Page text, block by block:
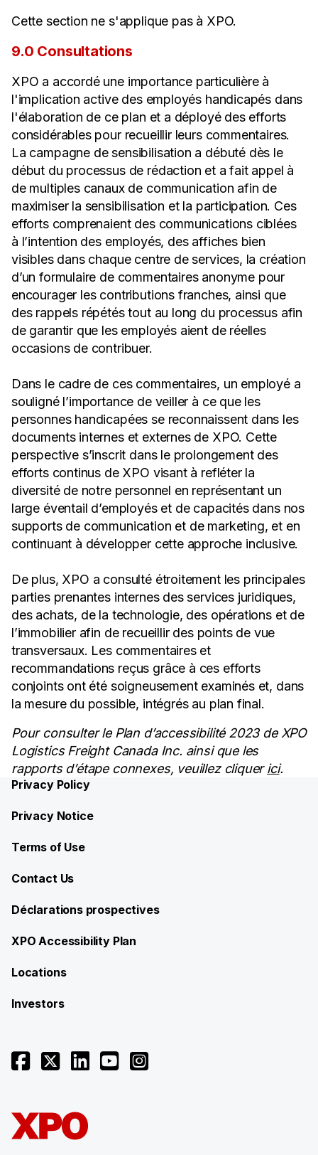
Cette section ne s'applique pas à XPO.
9.0 Consultations
XPO a accordé une importance particulière à
l'implication active des employés handicapés dans
l'élaboration de ce plan et a déployé des efforts
considérables pour recueillir leurs commentaires.
La campagne de sensibilisation a débuté dès le
début du processus de rédaction et a fait appel à
de multiples canaux de communication afin de
maximiser la sensibilisation et la participation. Ces
efforts comprenaient des communications ciblées
à l’intention des employés, des affiches bien
visibles dans chaque centre de services, la création
d’un formulaire de commentaires anonyme pour
encourager les contributions franches, ainsi que
des rappels répétés tout au long du processus afin
de garantir que les employés aient de réelles
occasions de contribuer.
Dans le cadre de ces commentaires, un employé a
souligné l’importance de veiller à ce que les
personnes handicapées se reconnaissent dans les
documents internes et externes de XPO. Cette
perspective s’inscrit dans le prolongement des
efforts continus de XPO visant à refléter la
diversité de notre personnel en représentant un
large éventail d’employés et de capacités dans nos
supports de communication et de marketing, et en
continuant à développer cette approche inclusive.
De plus, XPO a consulté étroitement les principales
parties prenantes internes des services juridiques,
des achats, de la technologie, des opérations et de
l’immobilier afin de recueillir des points de vue
transversaux. Les commentaires et
recommandations reçus grâce à ces efforts
conjoints ont été soigneusement examinés et, dans
la mesure du possible, intégrés au plan final.
Pour consulter le Plan d’accessibilité 2023 de XPO
Logistics Freight Canada Inc. ainsi que les
rapports d’étape connexes, veuillez cliquerici.
Privacy Policy
Privacy Notice
Terms of Use
Contact Us
Déclarations prospectives
XPO Accessibility Plan
Locations
Investors